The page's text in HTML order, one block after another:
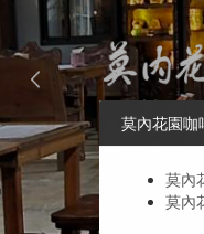
莫內花園咖
莫內
莫內